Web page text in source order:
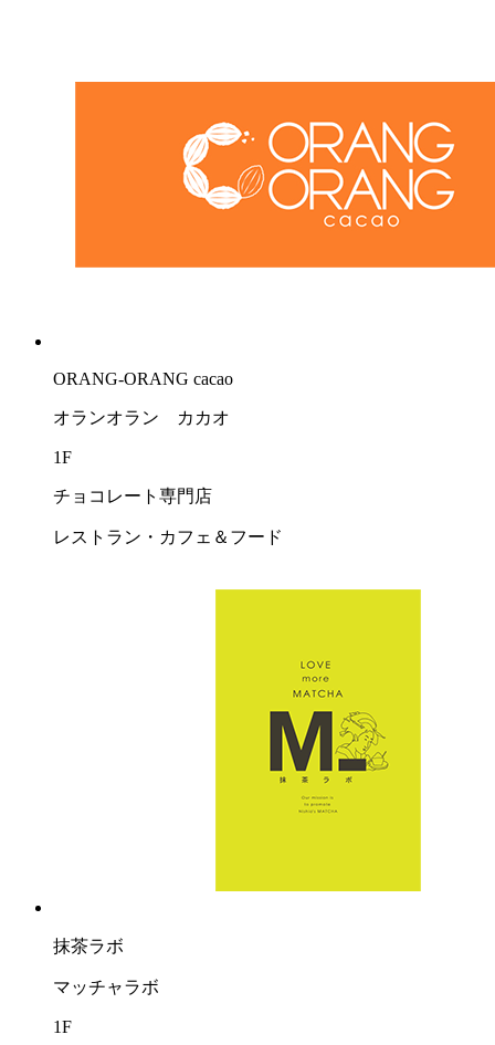
ORANG-ORANG cacao
オランオラン カカオ
1F
チョコレート専門店
レストラン・カフェ＆フード
抹茶ラボ
マッチャラボ
1F